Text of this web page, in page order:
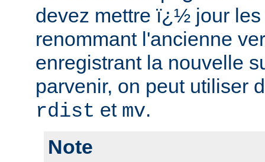
devez mettre ï¿½ jour
renommant l'ancienne
enregistrant la nouvelle
parvenir, on peut utiliser
rdist et mv.
Note